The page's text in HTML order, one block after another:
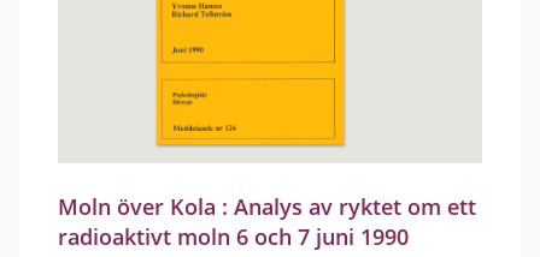
Moln över Kola : Analys av ryktet om ett
radioaktivt moln 6 och 7 juni 1990